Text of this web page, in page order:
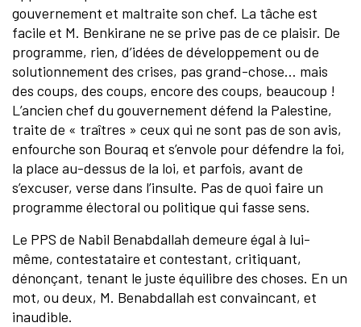
gouvernement et maltraite son chef. La tâche est
facile et M. Benkirane ne se prive pas de ce plaisir. De
programme, rien, d’idées de développement ou de
solutionnement des crises, pas grand-chose… mais
des coups, des coups, encore des coups, beaucoup !
L’ancien chef du gouvernement défend la Palestine,
traite de « traîtres » ceux qui ne sont pas de son avis,
enfourche son Bouraq et s’envole pour défendre la foi,
la place au-dessus de la loi, et parfois, avant de
s’excuser, verse dans l’insulte. Pas de quoi faire un
programme électoral ou politique qui fasse sens.
Le PPS de Nabil Benabdallah demeure égal à lui-
même, contestataire et contestant, critiquant,
dénonçant, tenant le juste équilibre des choses. En un
mot, ou deux, M. Benabdallah est convaincant, et
inaudible.